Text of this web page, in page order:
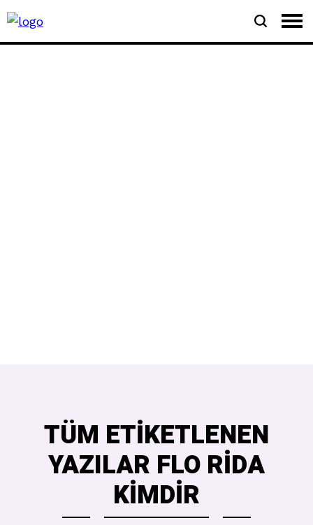
TÜM ETIKETLENEN
YAZILAR FLO RIDA
KIMDIR